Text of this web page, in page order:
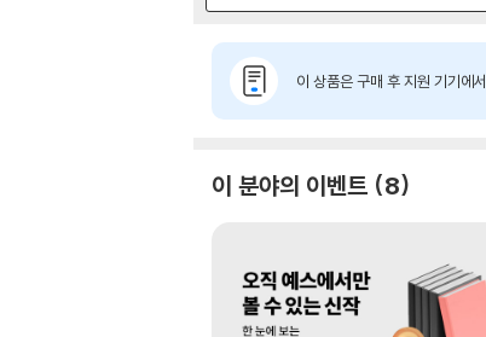
이 상품은 구매 후 지원 기기에서
이 분야의 이벤트 8